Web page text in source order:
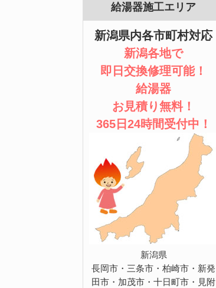
給湯器施工エリア
新潟県内各市町村対応
新潟各地で
即日交換修理可能！
給湯器
お見積り無料！
365日24時間受付中！
新潟県
長岡市・三条市・柏崎市・新発
田市・加茂市・十日町市・見附